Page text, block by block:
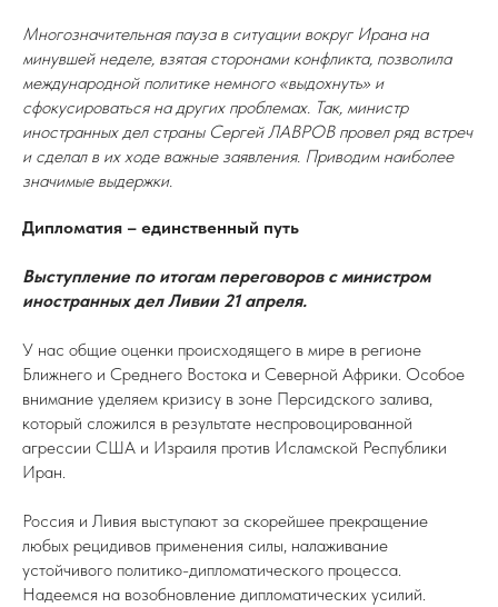
Многозначительная пауза в ситуации вокруг Ирана на
минувшей неделе, взятая сторонами конфликта, позволила
международной политике немного «выдохнуть» и
сфокусироваться на других проблемах. Так, министр
иностранных дел страны Сергей ЛАВРОВ провел ряд встреч
и сделал в их ходе важные заявления. Приводим наиболее
значимые выдержки.
Дипломатия – единственный путь
Выступление по итогам переговоров с министром
иностранных дел Ливии 21 апреля.
У нас общие оценки происходящего в мире в регионе
Ближнего и Среднего Востока и Северной Африки. Особое
внимание уделяем кризису в зоне Персидского залива,
который сложился в результате неспровоцированной
агрессии США и Израиля против Исламской Республики
Иран.
Россия и Ливия выступают за скорейшее прекращение
любых рецидивов применения силы, налаживание
устойчивого политико-дипломатического процесса.
Надеемся на возобновление дипломатических усилий.